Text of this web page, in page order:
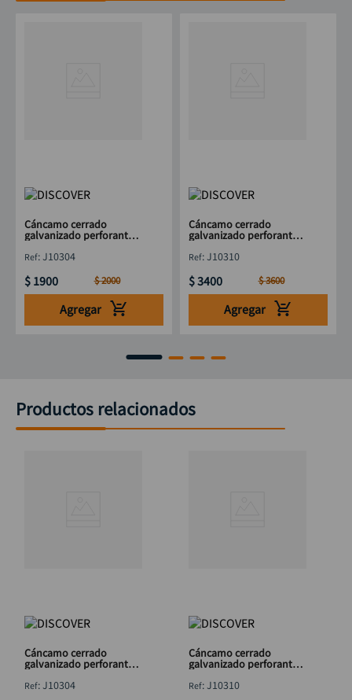
Cáncamo cerrado
galvanizado perforante
:J10304
$ 1900 $2000
Agregar
Cáncamo cerrado
galvanizado perforante
:J10310
$3400 $3600
Agregar
Productos relacionados
Cáncamo cerrado
galvanizado perforante
:J10304
Cáncamo cerrado
galvanizado perforante
:J10310